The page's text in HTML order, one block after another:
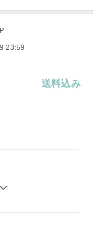
23:59
送料込み
)